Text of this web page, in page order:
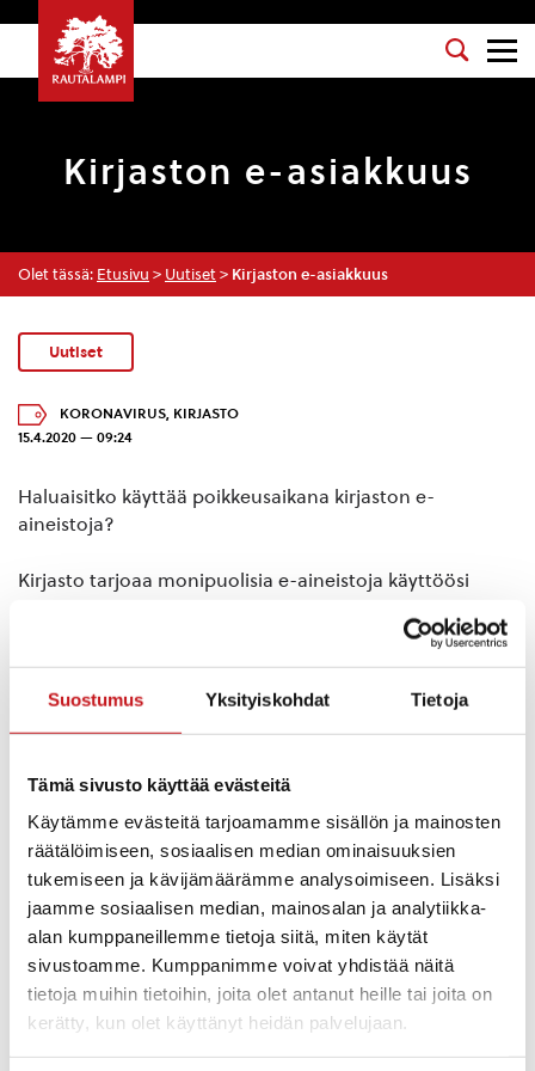
Suostumus Yksityiskohdat Tietoja
Tämä sivusto käyttää evästeitä
Käytämme evästeitä tarjoamamme sisällön ja mainosten
räätälöimiseen, sosiaalisen median ominaisuuksien
tukemiseen ja kävijämäärämme analysoimiseen. Lisäksi
jaamme sosiaalisen median, mainosalan ja analytiikka-
alan kumppaneillemme tietoja siitä, miten käytät
sivustoamme. Kumppanimme voivat yhdistää näitä
tietoja muihin tietoihin, joita olet antanut heille tai joita on
kerätty, kun olet käyttänyt heidän palvelujaan.
Kirjaston e-asiakkuus
Olet tässä: Etusivu > Uutiset > Kirjaston e-asiakkuus
Uutiset
KORONAVIRUS, KIRJASTO
15.4.2020 — 09:24
Haluaisitko käyttää poikkeusaikana kirjaston e-
aineistoja?
Kirjasto tarjoaa monipuolisia e-aineistoja käyttöösi
e-asiakkuuden kirjaston e-aineistojen käyttöä varten.
Ota yhteyttä kirjastoon puhelimitse. Asiakkkuuden
luomiseksi tarvitsemme seuraavat tiedot: koko nimesi,
osoitteesi, syntymäaikasi ja sähköpostiosoitteesi. Näin
Väliaikainen kirjastokortti on voimassa niin kauan kuin
kirjasto on suljettuna. Kun kirjasto jälleen avataan,
väliaikaiset tunnukset poistetaan järjestelmästä.
Kortin numerolla ja pin-koodilla pääset lainaamaan e-
kirjoja ja e-äänikirjoja osoitteessa:
https://rautalamminkunnankirjasto.bibliolibrary.fi/
Elokuvia pääset katsomaan Viddla -elokuvapalvelussa